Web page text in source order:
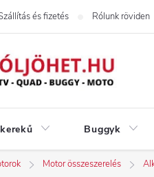
és fizetés Rólunk röviden
Buggyk
Motor összeszerelés